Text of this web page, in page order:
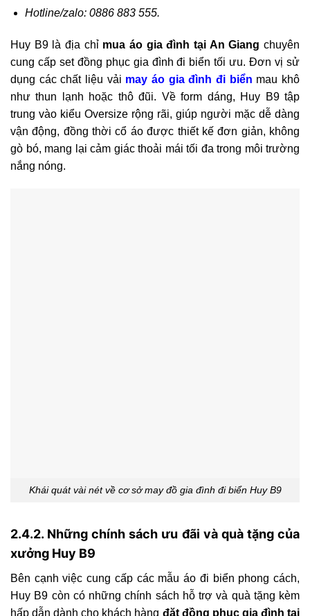
Hotline/zalo: 0886 883 555.
Huy B9 là địa chỉ mua áo gia đình tại An Giang chuyên
cung cấp set đồng phục gia đình đi biển tối ưu. Đơn vị sử
dụng các chất liệu vải may áo gia đình đi biển mau khô
như thun lạnh hoặc thô đũi. Về form dáng, Huy B9 tập
trung vào kiểu Oversize rộng rãi, giúp người mặc dễ dàng
vận động, đồng thời cổ áo được thiết kế đơn giản, không
gò bó, mang lại cảm giác thoải mái tối đa trong môi trường
nắng nóng.
Khái quát vài nét về cơ sở may đồ gia đình đi biển Huy B9
2.4.2. Những chính sách ưu đãi và quà tặng của
xưởng Huy B9
Bên cạnh việc cung cấp các mẫu áo đi biển phong cách,
Huy B9 còn có những chính sách hỗ trợ và quà tặng kèm
hấp dẫn dành cho khách hàng đặt đồng phục gia đình tại